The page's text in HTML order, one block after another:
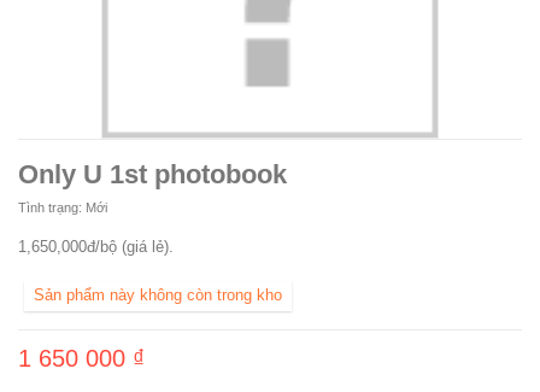
Only U 1st photobook
Tình trạng: Mới
1,650,000đ/bộ (giá lẻ).
Sản phẩm này không còn trong kho
1 650 000 ₫